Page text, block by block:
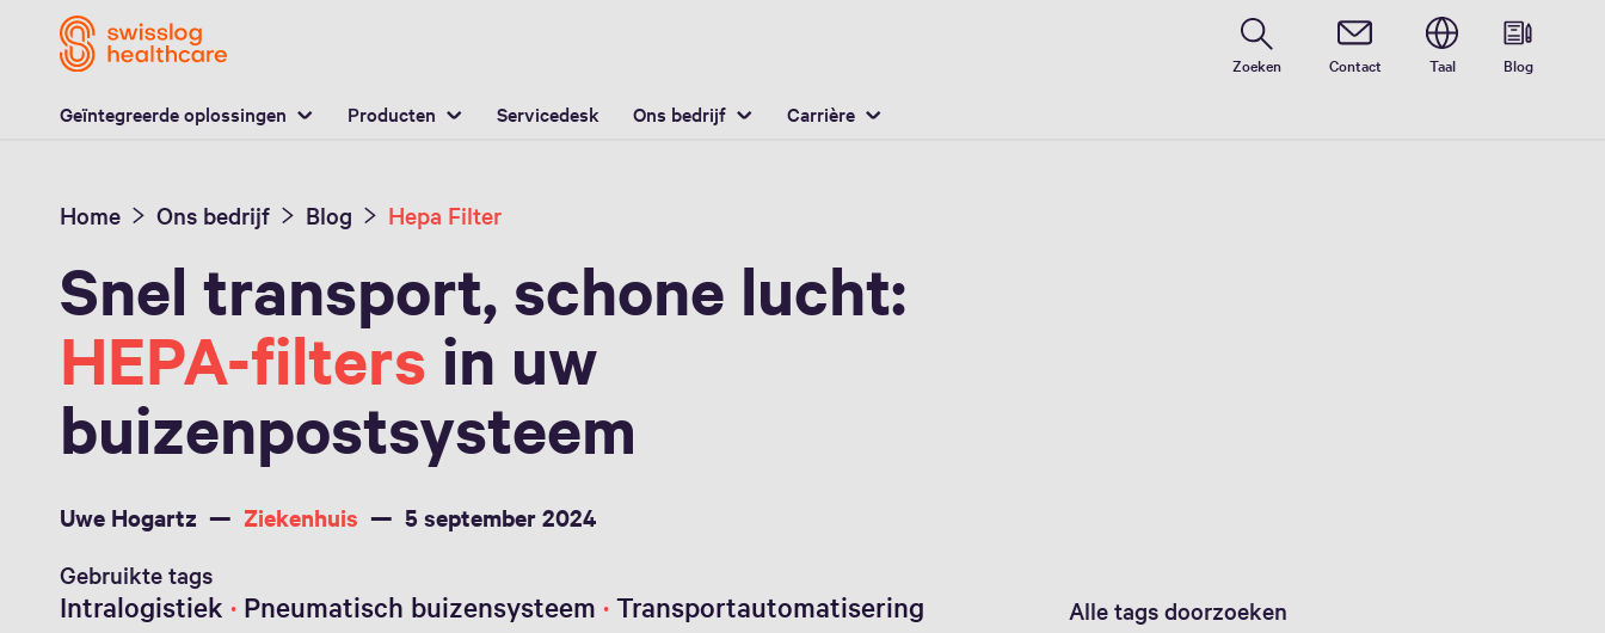
Geïntegreerde oplossingen Producten Servicedesk Ons bedrijf Carrière
Zoeken Contact Taal Blog
Home Ons bedrijf Blog Hepa Filter
Snel transport, schone lucht:
HEPA-filters in uw
buizenpostsysteem
Uwe Hogartz 5 september 2024
Ziekenhuis
Gebruikte tags
Intralogistiek Pneumatisch buizensysteem Transportautomatisering Alle tags doorzoeken